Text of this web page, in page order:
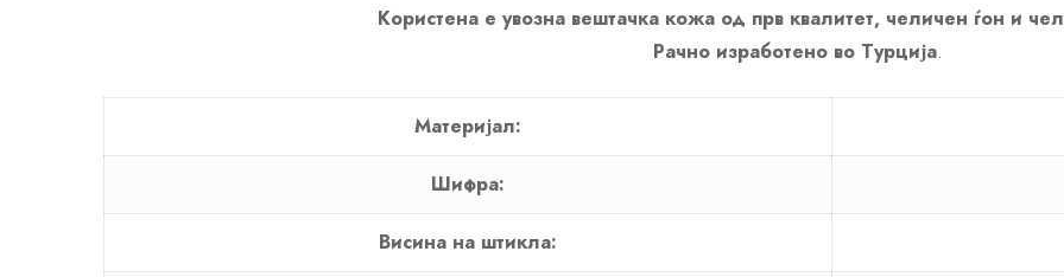
Користена е увозна вештачка кожа од прв квалитет, челичен ѓон и
Рачно изработено во Турција.
Материјал:
Шифра:
Висина на штикла: